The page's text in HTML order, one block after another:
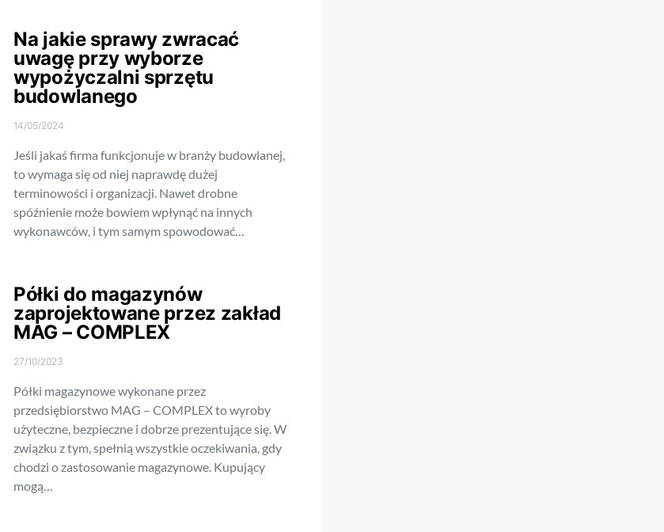
Na jakie sprawy zwracać
uwagę przy wyborze
wypożyczalni sprzętu
budowlanego
14/05/2024
Jeśli jakaś firma funkcjonuje w branży budowlanej,
to wymaga się od niej naprawdę dużej
terminowości i organizacji. Nawet drobne
spóźnienie może bowiem wpłynąć na innych
wykonawców, i tym samym spowodować…
Półki do magazynów
zaprojektowane przez zakład
MAG – COMPLEX
27/10/2023
Półki magazynowe wykonane przez
przedsiębiorstwo MAG – COMPLEX to wyroby
użyteczne, bezpieczne i dobrze prezentujące się. W
związku z tym, spełnią wszystkie oczekiwania, gdy
chodzi o zastosowanie magazynowe. Kupujący
mogą…